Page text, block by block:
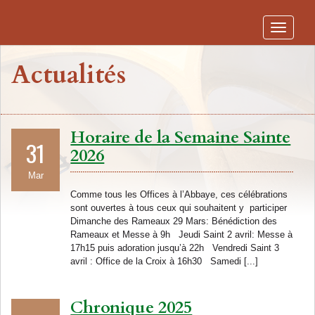
Toggle
Actualités
31
Mar
Horaire de la Semaine Sainte
2026
Comme tous les Offices à l’Abbaye, ces célébrations
sont ouvertes à tous ceux qui souhaitent y participer
Dimanche des Rameaux 29 Mars: Bénédiction des
Rameaux et Messe à 9h Jeudi Saint 2 avril: Messe à
17h15 puis adoration jusqu’à 22h Vendredi Saint 3
avril : Office de la Croix à 16h30 Samedi [...]
Chronique 2025